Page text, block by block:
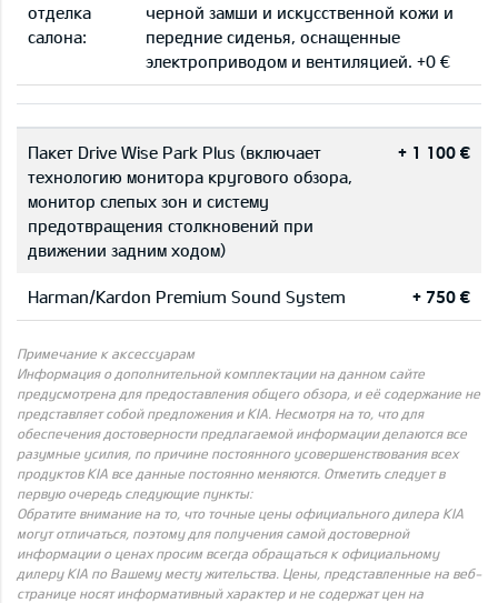
отделка
салона:
черной замши и искусственной кожи и
передние сиденья, оснащенные
электроприводом и вентиляцией. +0 €
Пакет Drive Wise Park Plus (включает
технологию монитора кругового обзора,
монитор слепых зон и систему
предотвращения столкновений при
движении задним ходом)
+ 1 100 €
Harman/Kardon Premium Sound System + 750 €
Примечание к аксессуарам
Информация о дополнительной комплектации на данном сайте
предусмотрена для предоставления общего обзора, и её содержание не
представляет собой предложения и KIA. Несмотря на то, что для
обеспечения достоверности предлагаемой информации делаются все
разумные усилия, по причине постоянного усовершенствования всех
продуктов KIA все данные постоянно меняются. Отметить следует в
первую очередь следующие пункты:
Обратите внимание на то, что точные цены официального дилера KIA
могут отличаться, поэтому для получения самой достоверной
информации о ценах просим всегда обращаться к официальному
дилеру KIA по Вашему месту жительства. Цены, представленные на веб-
странице носят информативный характер и не содержат цен на